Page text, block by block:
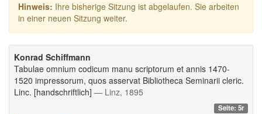
Hinweis: Ihre bisherige Sitzung ist abgelaufen. Sie arbeiten
in einer neuen Sitzung weiter.
Konrad Schiffmann
Tabulae omnium codicum manu scriptorum et annis 1470-
1520 impressorum, quos asservat Bibliotheca Seminarii cleric.
Linc. [handschriftlich] — Linz, 1895
Seite: 5r